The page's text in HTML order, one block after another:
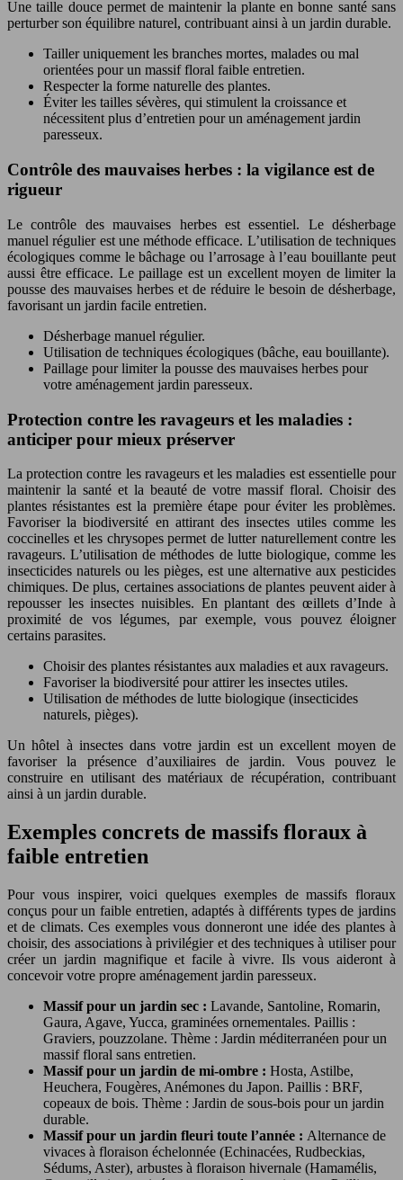
Une taille douce permet de maintenir la plante en bonne santé sans
perturber son équilibre naturel, contribuant ainsi à un jardin durable.
Tailler uniquement les branches mortes, malades ou mal
orientées pour un massif floral faible entretien.
Respecter la forme naturelle des plantes.
Éviter les tailles sévères, qui stimulent la croissance et
nécessitent plus d’entretien pour un aménagement jardin
paresseux.
Contrôle des mauvaises herbes : la vigilance est de
rigueur
Le contrôle des mauvaises herbes est essentiel. Le désherbage
manuel régulier est une méthode efficace. L’utilisation de techniques
écologiques comme le bâchage ou l’arrosage à l’eau bouillante peut
aussi être efficace. Le paillage est un excellent moyen de limiter la
pousse des mauvaises herbes et de réduire le besoin de désherbage,
favorisant un jardin facile entretien.
Désherbage manuel régulier.
Utilisation de techniques écologiques (bâche, eau bouillante).
Paillage pour limiter la pousse des mauvaises herbes pour
votre aménagement jardin paresseux.
Protection contre les ravageurs et les maladies :
anticiper pour mieux préserver
La protection contre les ravageurs et les maladies est essentielle pour
maintenir la santé et la beauté de votre massif floral. Choisir des
plantes résistantes est la première étape pour éviter les problèmes.
Favoriser la biodiversité en attirant des insectes utiles comme les
coccinelles et les chrysopes permet de lutter naturellement contre les
ravageurs. L’utilisation de méthodes de lutte biologique, comme les
insecticides naturels ou les pièges, est une alternative aux pesticides
chimiques. De plus, certaines associations de plantes peuvent aider à
repousser les insectes nuisibles. En plantant des œillets d’Inde à
proximité de vos légumes, par exemple, vous pouvez éloigner
certains parasites.
Choisir des plantes résistantes aux maladies et aux ravageurs.
Favoriser la biodiversité pour attirer les insectes utiles.
Utilisation de méthodes de lutte biologique (insecticides
naturels, pièges).
Un hôtel à insectes dans votre jardin est un excellent moyen de
favoriser la présence d’auxiliaires de jardin. Vous pouvez le
construire en utilisant des matériaux de récupération, contribuant
ainsi à un jardin durable.
Exemples concrets de massifs floraux à
faible entretien
Pour vous inspirer, voici quelques exemples de massifs floraux
conçus pour un faible entretien, adaptés à différents types de jardins
et de climats. Ces exemples vous donneront une idée des plantes à
choisir, des associations à privilégier et des techniques à utiliser pour
créer un jardin magnifique et facile à vivre. Ils vous aideront à
concevoir votre propre aménagement jardin paresseux.
Massif pour un jardin sec : Lavande, Santoline, Romarin,
Gaura, Agave, Yucca, graminées ornementales. Paillis :
Graviers, pouzzolane. Thème : Jardin méditerranéen pour un
massif floral sans entretien.
Massif pour un jardin de mi-ombre : Hosta, Astilbe,
Heuchera, Fougères, Anémones du Japon. Paillis : BRF,
copeaux de bois. Thème : Jardin de sous-bois pour un jardin
durable.
Massif pour un jardin fleuri toute l’année : Alternance de
vivaces à floraison échelonnée (Echinacées, Rudbeckias,
Sédums, Aster), arbustes à floraison hivernale (Hamamélis,